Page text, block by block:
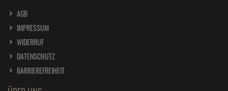
AGB
IMPRESSUM
WIDERRUF
DATENSCHUTZ
BARRIEREFREIHEIT